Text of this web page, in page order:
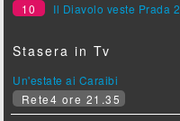
10
Il Diavolo veste Prada 2
Stasera in Tv
Un'estate ai Caraibi
Rete4 ore 21.35